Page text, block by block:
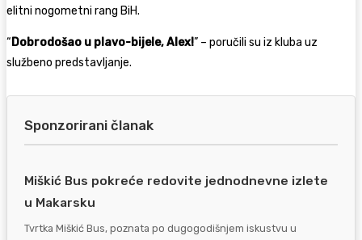
elitni nogometni rang BiH.
“Dobrodošao u plavo-bijele, Alex!” – poručili su iz kluba uz
službeno predstavljanje.
Sponzorirani članak
Miškić Bus pokreće redovite jednodnevne izlete
u Makarsku
Tvrtka Miškić Bus, poznata po dugogodišnjem iskustvu u